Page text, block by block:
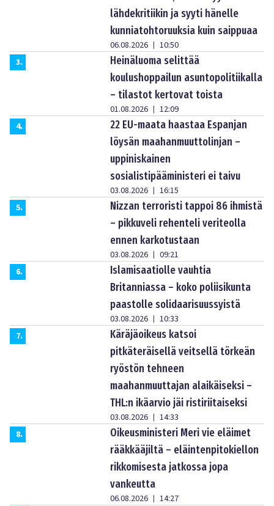
lähdekritiikin ja syyti hänelle
kunniatohtoruuksia kuin saippuaa
06.08.2026
10:50
3.
Heinäluoma selittää
koulushoppailun asuntopolitiikalla
– tilastot kertovat toista
01.08.2026
12:09
4.
22 EU-maata haastaa Espanjan
löysän maahanmuuttolinjan –
uppiniskainen
sosialistipääministeri ei taivu
03.08.2026
16:15
5.
Nizzan terroristi tappoi 86 ihmistä
– pikkuveli rehenteli veriteolla
ennen karkotustaan
03.08.2026
09:21
6.
Islamisaatiolle vauhtia
Britanniassa – koko poliisikunta
paastolle solidaarisuussyistä
03.08.2026
10:33
7.
Käräjäoikeus katsoi
pitkäteräisellä veitsellä törkeän
ryöstön tehneen
maahanmuuttajan alaikäiseksi –
THL:n ikäarvio jäi ristiriitaiseksi
03.08.2026
14:33
8.
Oikeusministeri Meri vie eläimet
rääkkääjiltä – eläintenpitokiellon
rikkomisesta jatkossa jopa
vankeutta
06.08.2026
14:27